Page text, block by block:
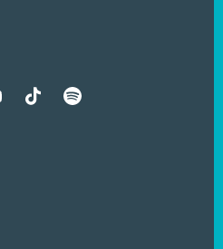
réseaux